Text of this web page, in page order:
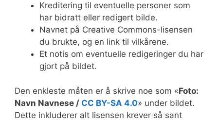
Kreditering til eventuelle personer som
har bidratt eller redigert bilde.
Navnet på Creative Commons-lisensen
du brukte, og en link til vilkårene.
Et notis om eventuelle redigeringer du har
gjort på bildet.
Den enkleste måten er å skrive noe som «Foto:
Navn Navnese / CC BY-SA 4.0» under bildet.
Dette inkluderer alt lisensen krever så sant